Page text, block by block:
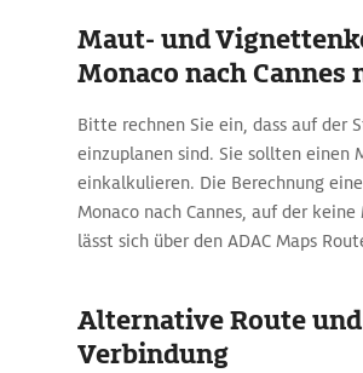
Maut- und
Monaco nach Cannes
Bitte rechnen Sie ein, dass auf der
einzuplanen sind. Sie sollten einen
einkalkulieren. Die Berechnung
Monaco nach Cannes, auf der
lässt sich über den ADAC Maps
Alternative Route
Verbindung